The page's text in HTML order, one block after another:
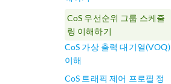
CoS 우선순위 그룹 스케줄
링 이해하기
CoS 가상 출력 대기열(VOQ)
이해
CoS 트래픽 제어 프로필 정